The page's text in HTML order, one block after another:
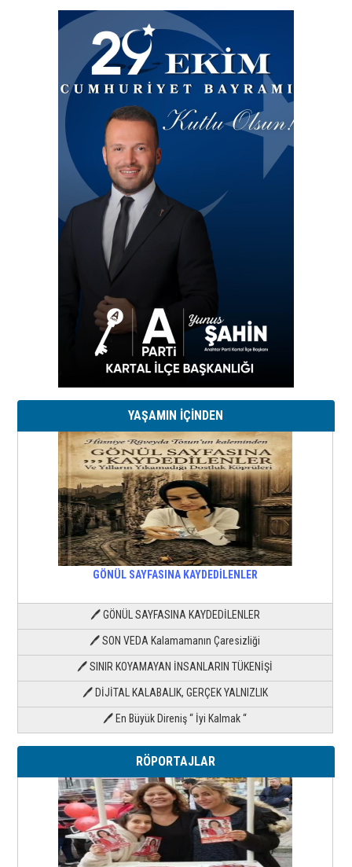
YAŞAMIN İÇİNDEN
GÖNÜL SAYFASINA KAYDEDİLENLER
🖊 GÖNÜL SAYFASINA KAYDEDİLENLER
🖊 SON VEDA Kalamamanın Çaresizliği
🖊 SINIR KOYAMAYAN İNSANLARIN TÜKENİŞİ
🖊 DİJİTAL KALABALIK, GERÇEK YALNIZLIK
🖊 En Büyük Direniş “ İyi Kalmak “
RÖPORTAJLAR